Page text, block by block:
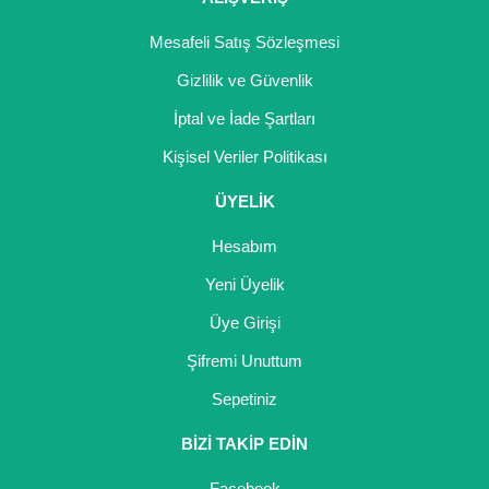
Mesafeli Satış Sözleşmesi
Gizlilik ve Güvenlik
İptal ve İade Şartları
Kişisel Veriler Politikası
ÜYELİK
Hesabım
Yeni Üyelik
Üye Girişi
Şifremi Unuttum
Sepetiniz
BİZİ TAKİP EDİN